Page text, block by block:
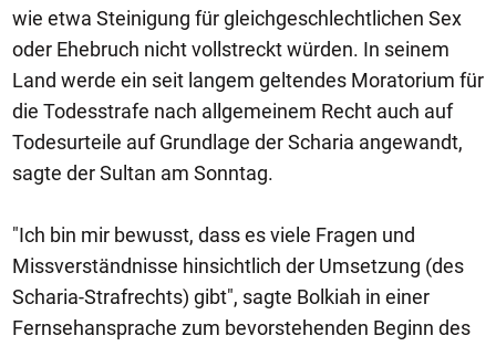
wie etwa Steinigung für gleichgeschlechtlichen Sex
oder Ehebruch nicht vollstreckt würden. In seinem
Land werde ein seit langem geltendes Moratorium für
die Todesstrafe nach allgemeinem Recht auch auf
Todesurteile auf Grundlage der Scharia angewandt,
sagte der Sultan am Sonntag.
"Ich bin mir bewusst, dass es viele Fragen und
Missverständnisse hinsichtlich der Umsetzung (des
Scharia-Strafrechts) gibt", sagte Bolkiah in einer
Fernsehansprache zum bevorstehenden Beginn des